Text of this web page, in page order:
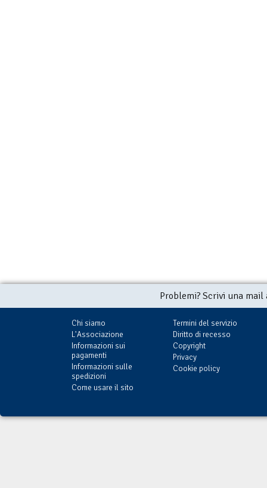
Problemi? Scrivi una
Chi siamo
L'Associazione
Informazioni sui
pagamenti
Informazioni sulle
spedizioni
Come usare il sito
Termini del servizio
Diritto di recesso
Copyright
Privacy
Cookie policy